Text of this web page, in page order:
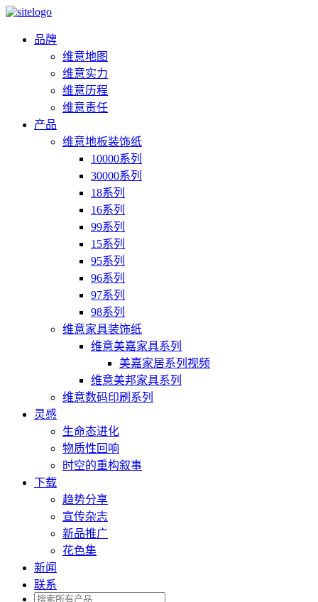
品牌
维意地图
维意实力
维意历程
维意责任
产品
维意地板装饰纸
10000系列
30000系列
18系列
16系列
99系列
15系列
95系列
96系列
97系列
98系列
维意家具装饰纸
维意美嘉家具系列
美嘉家居系列视频
维意美邦家具系列
维意数码印刷系列
灵感
生命态进化
物质性回响
时空的重构叙事
下载
趋势分享
宣传杂志
新品推广
花色集
新闻
联系